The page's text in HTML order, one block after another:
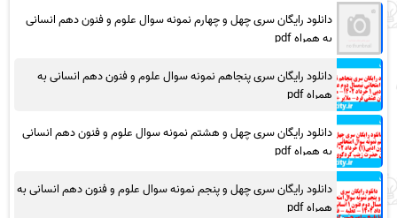
دانلود رایگان سری چهل و چهارم نمونه سوال علوم و فنون دهم انسانی
به همراه pdf
دانلود رایگان سری پنجاهم نمونه سوال علوم و فنون دهم انسانی به
همراه pdf
دانلود رایگان سری چهل و هشتم نمونه سوال علوم و فنون دهم انسانی
به همراه pdf
دانلود رایگان سری چهل و پنجم نمونه سوال علوم و فنون دهم انسانی به
همراه pdf